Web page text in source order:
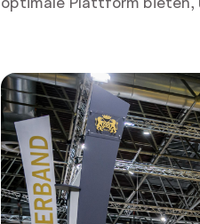
optimale Plattform bieten,